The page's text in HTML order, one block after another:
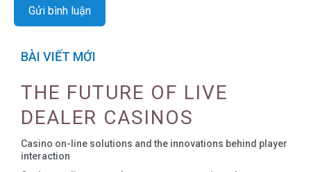
BÀI VIẾT MỚI
THE FUTURE OF LIVE
DEALER CASINOS
Casino on-line solutions and the innovations behind player
interaction